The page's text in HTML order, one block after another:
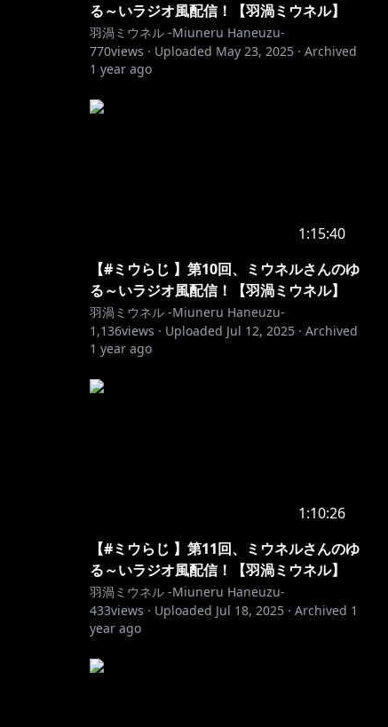
る～いラジオ風配信！【羽渦ミウネル】
羽渦ミウネル -Miuneru Haneuzu-
770views · Uploaded May 23, 2025 · Archived
1 year ago
1:15:40
【#ミウらじ 】第10回、ミウネルさんのゆ
る～いラジオ風配信！【羽渦ミウネル】
羽渦ミウネル -Miuneru Haneuzu-
1,136views · Uploaded Jul 12, 2025 · Archived
1 year ago
1:10:26
【#ミウらじ 】第11回、ミウネルさんのゆ
る～いラジオ風配信！【羽渦ミウネル】
羽渦ミウネル -Miuneru Haneuzu-
433views · Uploaded Jul 18, 2025 · Archived 1
year ago